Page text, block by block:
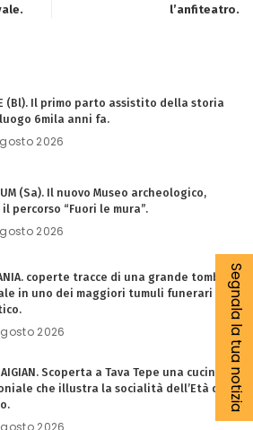
l’anfiteatro.
(Bl). Il primo parto assistito della storia
6mila anni fa.
2026
(Sa). Il nuovo Museo archeologico,
il percorso “Fuori le mura”.
2026
coperte tracce di una grande tomba
in uno dei maggiori tumuli funerari del
2026
Scoperta a Tava Tepe una cucina
che illustra la socialità dell’Età del
2026
Segnala la tua notizia